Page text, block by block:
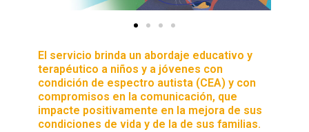
El servicio brinda un abordaje educativo y
terapéutico a niños y a jóvenes con
condición de espectro autista (CEA) y con
compromisos en la comunicación, que
impacte positivamente en la mejora de sus
condiciones de vida y de la de sus familias.